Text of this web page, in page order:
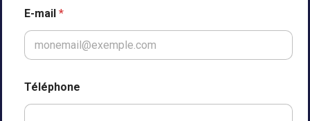
s
s
e
r
n
m
E-mail *
Téléphone